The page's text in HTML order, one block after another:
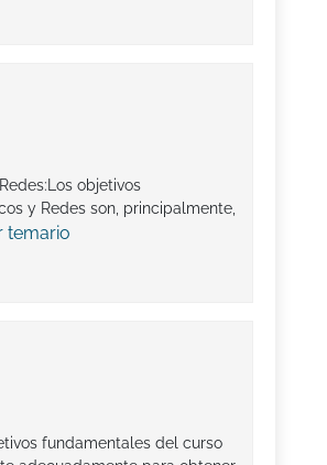
objetivos
y Redes son, principalmente,
temario
fundamentales del curso